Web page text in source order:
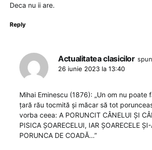
Deca nu ii are.
Reply
Actualitatea clasicilor
26 iunie 2023 la 13:40
Mihai Eminescu (1876): „Un om nu poate
țară rău tocmită și măcar să tot
vorba ceea: A PORUNCIT CÂNELUI ȘI
PISICA ȘOARECELUI, IAR ȘOARECELE
PORUNCA DE COADĂ…”